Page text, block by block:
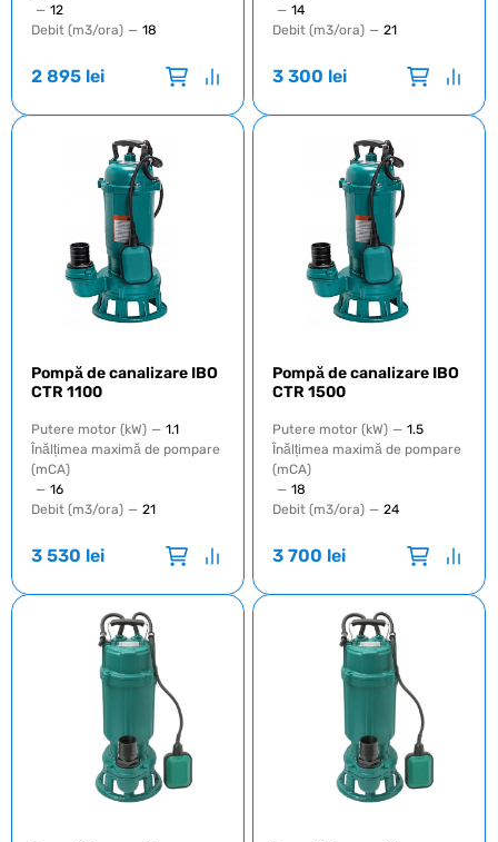
— 12
Debit (m3/ora) — 18
2 895 lei
— 14
Debit (m3/ora) — 21
3 300 lei
Pompă de canalizare IBO
CTR 1100
Putere motor (kW) — 1.1
Înălțimea maximă de pompare
(mCA)
— 16
Debit (m3/ora) — 21
3 530 lei
Pompă de canalizare IBO
CTR 1500
Putere motor (kW) — 1.5
Înălțimea maximă de pompare
(mCA)
— 18
Debit (m3/ora) — 24
3 700 lei